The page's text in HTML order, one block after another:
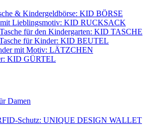
& Kindergeldbörse: KID BÖRSE
Lieblingsmotiv: KID RUCKSACK
für den Kindergarten: KID TASCHE
für Kinder: KID BEUTEL
mit Motiv: LÄTZCHEN
KID GÜRTEL
Damen
Schutz: UNIQUE DESIGN WALLET